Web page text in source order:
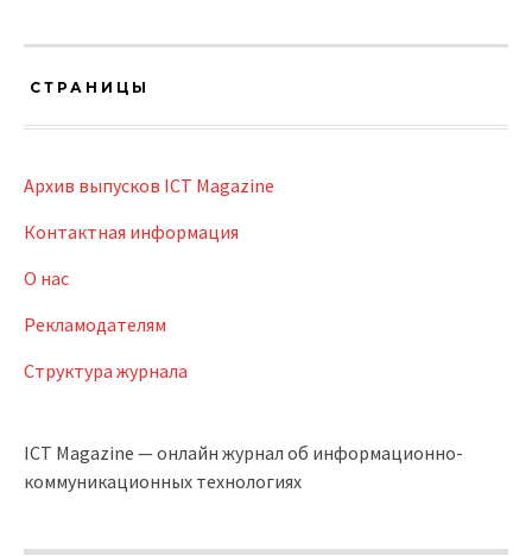
СТРАНИЦЫ
Архив выпусков ICT Magazine
Контактная информация
О нас
Рекламодателям
Структура журнала
ICT Magazine — онлайн журнал об информационно-
коммуникационных технологиях